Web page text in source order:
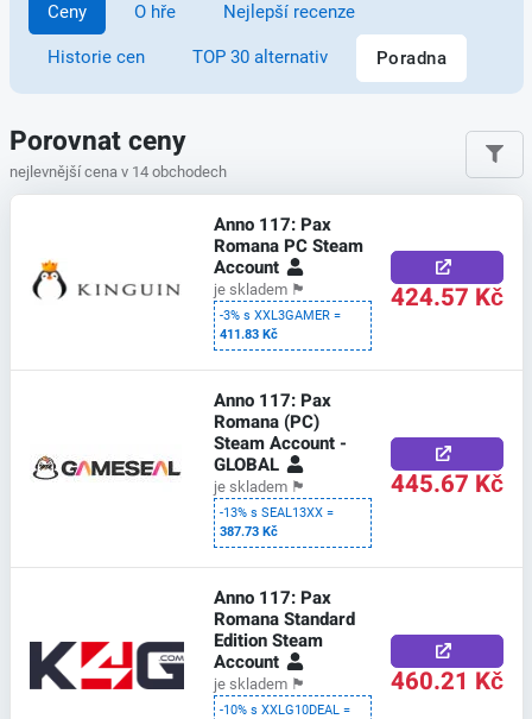
Ceny O hře Nejlepší recenze
Historie cen TOP 30 alternativ Poradna
Porovnat ceny
nejlevnější cena v 14 obchodech
Anno 117: Pax
Romana PC Steam
Account
je skladem 🏴
-3% s XXL3GAMER =
411.83 Kč
424.57 Kč
Anno 117: Pax
Romana (PC)
Steam Account -
GLOBAL
je skladem 🏴
-13% s SEAL13XX =
387.73 Kč
445.67 Kč
Anno 117: Pax
Romana Standard
Edition Steam
Account
je skladem 🏴
-10% s XXLG10DEAL =
460.21 Kč